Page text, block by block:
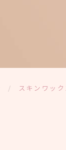
/ スキンワッ